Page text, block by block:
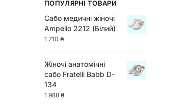
ПОПУЛЯРНІ ТОВАРИ
Сабо медичні жіночі
Ampelio 2212 (Білий)
1 710 ₴
Жіночі анатомічні
сабо Fratelli Babb D-
134
1 988 ₴